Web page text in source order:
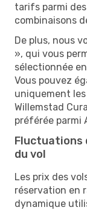
tarifs parmi
combinaisons
De plus, nous
», qui vous
sélectionnée
Vous pouvez
uniquement
Willemstad
préférée parmi
Fluctuations
du vol
Les prix des
réservation en
dynamique